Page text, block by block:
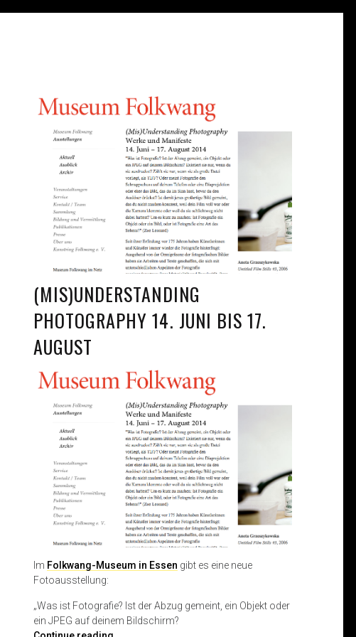
(MIS)UNDERSTANDING
PHOTOGRAPHY 14. JUNI BIS 17.
AUGUST
Im Folkwang-Museum in Essen gibt es eine neue
Fotoausstellung:
„Was ist Fotografie? Ist der Abzug gemeint, ein Objekt oder
ein JPEG auf deinem Bildschirm?